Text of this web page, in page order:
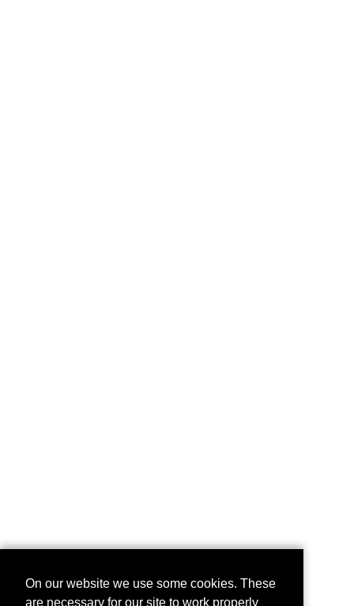
On our website we use some cookies. These
are necessary for our site to work properly